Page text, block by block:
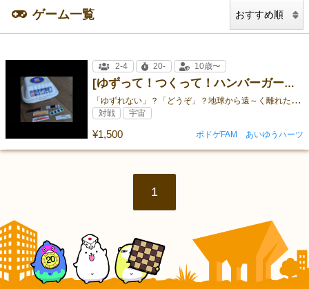
ゲーム一覧
[ゆずって！つくって！ハンバーガー星のフェスティバル]
「
ゆずれない」？「どうぞ」？地球から遠～く離れたハンバーガー星で行われる、ゆずりあいバッティングゲーム
¥1,500
2-4 20- 10歳〜
対戦 宇宙
ボドゲFAM あいゆうハーツ
1